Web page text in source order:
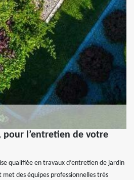
pour l’entretien de votre
qualifiée en travaux d’entretien de jardin
des équipes professionnelles très